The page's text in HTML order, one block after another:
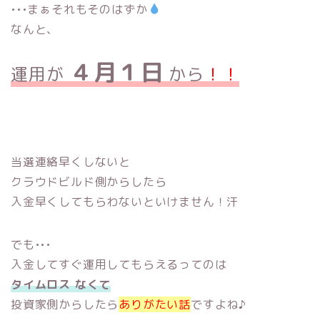
•••まぁそれもそのはずか
なんと、
運用が ４月１日 から ！！
当選連絡早くしないと
クラウドビルド側からしたら
入金早くしてもらわないといけません！汗
でも•••
入金してすぐ運用してもらえるってのは
タイムロス なくて
投資家側からしたらありがたい話ですよね♪